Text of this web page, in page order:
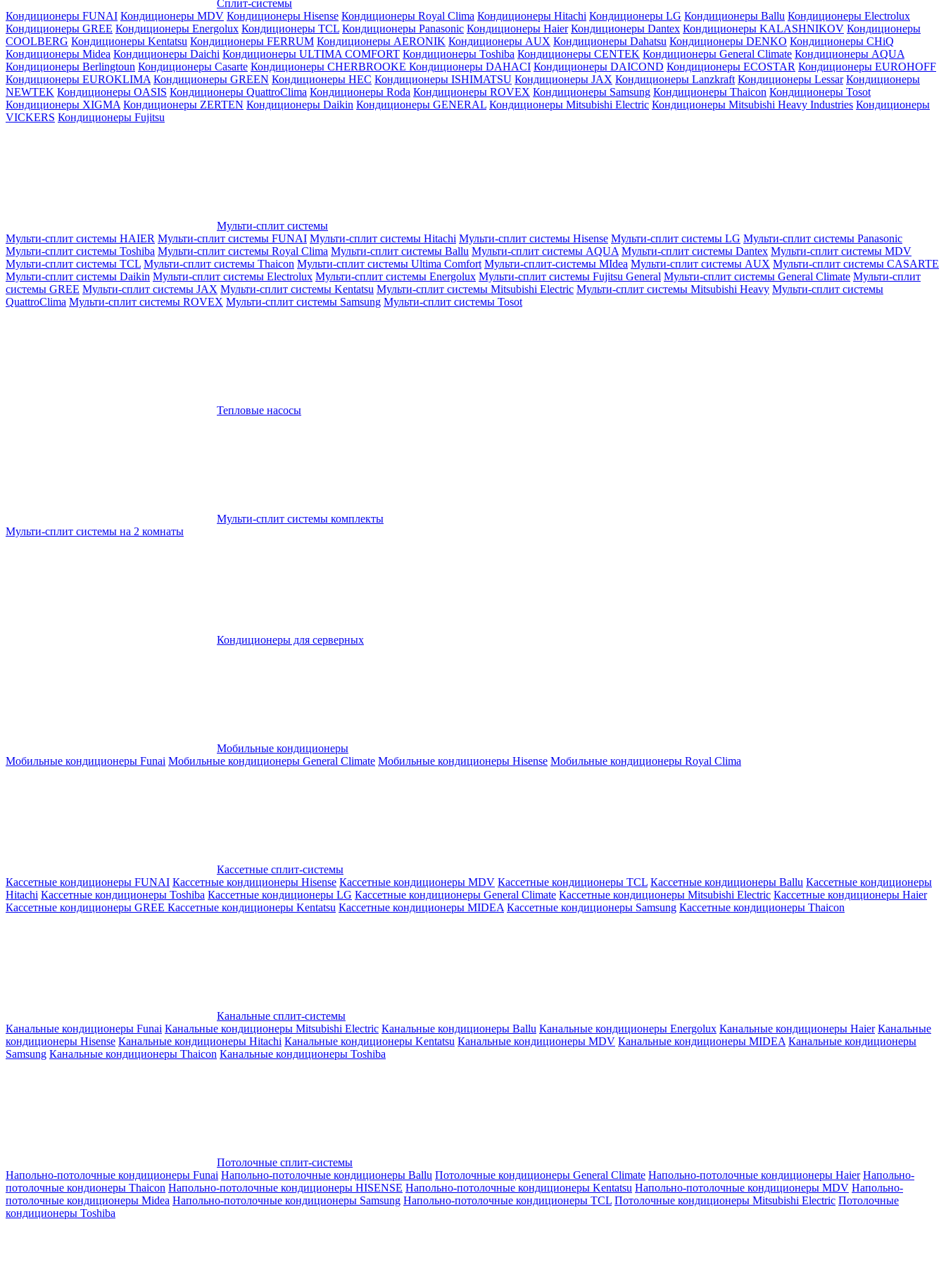
Сплит-системы
Кондиционеры FUNAI Кондиционеры MDV Кондиционеры Hisense Кондиционеры Royal Clima Кондиционеры Hitachi Кондиционеры LG Кондиционеры Ballu Кондиционеры Electrolux
Кондиционеры GREE Кондиционеры Energolux Кондиционеры TCL Кондиционеры Panasonic Кондиционеры Haier Кондиционеры Dantex Кондиционеры KALASHNIKOV Кондиционеры
СOOLBERG Кондиционеры Kentatsu Кондиционеры FERRUM Кондиционеры AERONIK Кондиционеры AUX Кондиционеры Dahatsu Кондиционеры DENKO Кондиционеры CHiQ
Кондиционеры Midea Кондиционеры Daichi Кондиционеры ULTIMA COMFORT Кондиционеры Toshiba Кондиционеры CENTEK Кондиционеры General Climate Кондиционеры AQUA
Кондиционеры Berlingtoun Кондиционеры Casarte Кондиционеры CHERBROOKE Кондиционеры DAHACI Кондиционеры DAICOND Кондиционеры ECOSTAR Кондиционеры EUROHOFF
Кондиционеры EUROKLIMA Кондиционеры GREEN Кондиционеры HEC Кондиционеры ISHIMATSU Кондиционеры JAX Кондиционеры Lanzkraft Кондиционеры Lessar Кондиционеры
NEWTEK Кондиционеры OASIS Кондиционеры QuattroClima Кондиционеры Roda Кондиционеры ROVEX Кондиционеры Samsung Кондиционеры Thaicon Кондиционеры Tosot
Кондиционеры XIGMA Кондиционеры ZERTEN Кондиционеры Daikin Кондиционеры GENERAL Кондиционеры Mitsubishi Electric Кондиционеры Mitsubishi Heavy Industries Кондиционеры
VICKERS Кондиционеры Fujitsu
Мульти-сплит системы
Мульти-сплит системы HAIER Мульти-сплит системы FUNAI Мульти-сплит системы Hitachi Мульти-сплит системы Hisense Мульти-сплит системы LG Мульти-сплит системы Panasonic
Мульти-сплит системы Toshiba Мульти-сплит системы Royal Clima Мульти-сплит системы Ballu Мульти-сплит системы AQUA Мульти-сплит системы Dantex Мульти-сплит системы MDV
Мульти-сплит системы TCL Мульти-сплит системы Thaicon Мульти-сплит системы Ultima Comfort Мульти-сплит-системы MIdea Мульти-сплит системы AUX Мульти-сплит системы CASARTE
Мульти-сплит системы Daikin Мульти-сплит системы Electrolux Мульти-сплит системы Energolux Мульти-сплит системы Fujitsu General Мульти-сплит системы General Climate Мульти-сплит
системы GREE Мульти-сплит системы JAX Мульти-сплит системы Kentatsu Мульти-сплит системы Mitsubishi Electric Мульти-сплит системы Mitsubishi Heavy Мульти-сплит системы
QuattroClima Мульти-сплит системы ROVEX Мульти-сплит системы Samsung Мульти-сплит системы Tosot
Тепловые насосы
Мульти-сплит системы комплекты
Мульти-сплит системы на 2 комнаты
Кондиционеры для серверных
Мобильные кондиционеры
Мобильные кондиционеры Funai Мобильные кондиционеры General Climate Мобильные кондиционеры Hisense Мобильные кондиционеры Royal Clima
Кассетные сплит-системы
Кассетные кондиционеры FUNAI Кассетные кондиционеры Hisense Кассетные кондиционеры MDV Кассетные кондиционеры TCL Кассетные кондиционеры Ballu Кассетные кондиционеры
Hitachi Кассетные кондиционеры Toshiba Кассетные кондиционеры LG Кассетные кондиционеры General Climate Кассетные кондиционеры Mitsubishi Electric Кассетные кондиционеры Haier
Кассетные кондиционеры GREE Кассетные кондиционеры Kentatsu Кассетные кондиционеры MIDEA Кассетные кондиционеры Samsung Кассетные кондиционеры Thaicon
Канальные сплит-системы
Канальные кондиционеры Funai Канальные кондиционеры Mitsubishi Electric Канальные кондиционеры Ballu Канальные кондиционеры Energolux Канальные кондиционеры Haier Канальные
кондиционеры Hisense Канальные кондиционеры Hitachi Канальные кондиционеры Kentatsu Канальные кондиционеры MDV Канальные кондиционеры MIDEA Канальные кондиционеры
Samsung Канальные кондиционеры Thaicon Канальные кондиционеры Toshiba
Потолочные сплит-системы
Напольно-потолочные кондиционеры Funai Напольно-потолочные кондиционеры Ballu Потолочные кондиционеры General Climate Напольно-потолочные кондиционеры Haier Напольно-
потолочные кондионеры Thaicon Напольно-потолочные кондиционеры HISENSE Напольно-потолочные кондиционеры Kentatsu Напольно-потолочные кондиционеры MDV Напольно-
потолочные кондиционеры Midea Напольно-потолочные кондиционеры Samsung Напольно-потолочные кондиционеры TCL Потолочные кондиционеры Mitsubishi Electric Потолочные
кондиционеры Toshiba